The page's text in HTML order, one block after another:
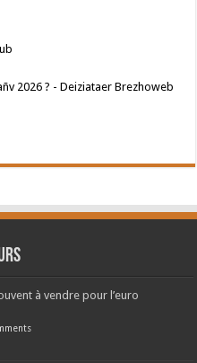
2026 ? - Deiziataer Brezhoweb
à vendre pour l’euro